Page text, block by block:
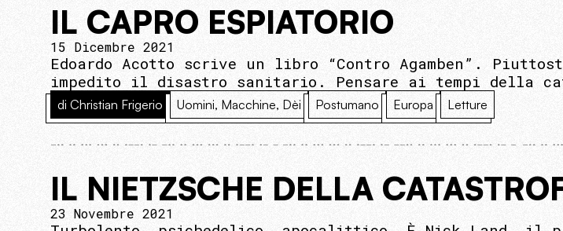
IL CAPRO ESPIATORIO
15 Dicembre 2021
Edoardo Acotto scrive un libro “Contro Agamben”.
impedito il disastro sanitario. Pensare ai tempi della
di Christian Frigerio Uomini, Macchine, Dèi Postumano Europa Letture
IL NIETZSCHE DELLA
23 Novembre 2021